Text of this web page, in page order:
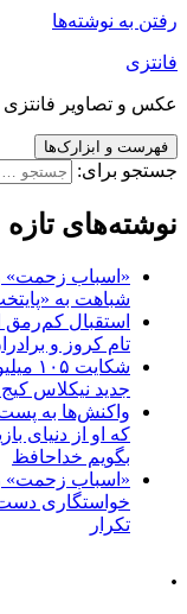
رفتن به نوشته‌ها
فانتزی
عکس و تصاویر فانتزی
فهرست و ابزارک‌ها
جستجو برای:
نوشته‌های تازه
«اسباب زحمت»
شباهت به «پایتخت7» و چرخش بر مدار
تام کروز و
جدید نیکلاس
واکنش‌ها به
که او از دنیای
بگویم خداحافظ
«اسباب زحمت»
تکرار
.